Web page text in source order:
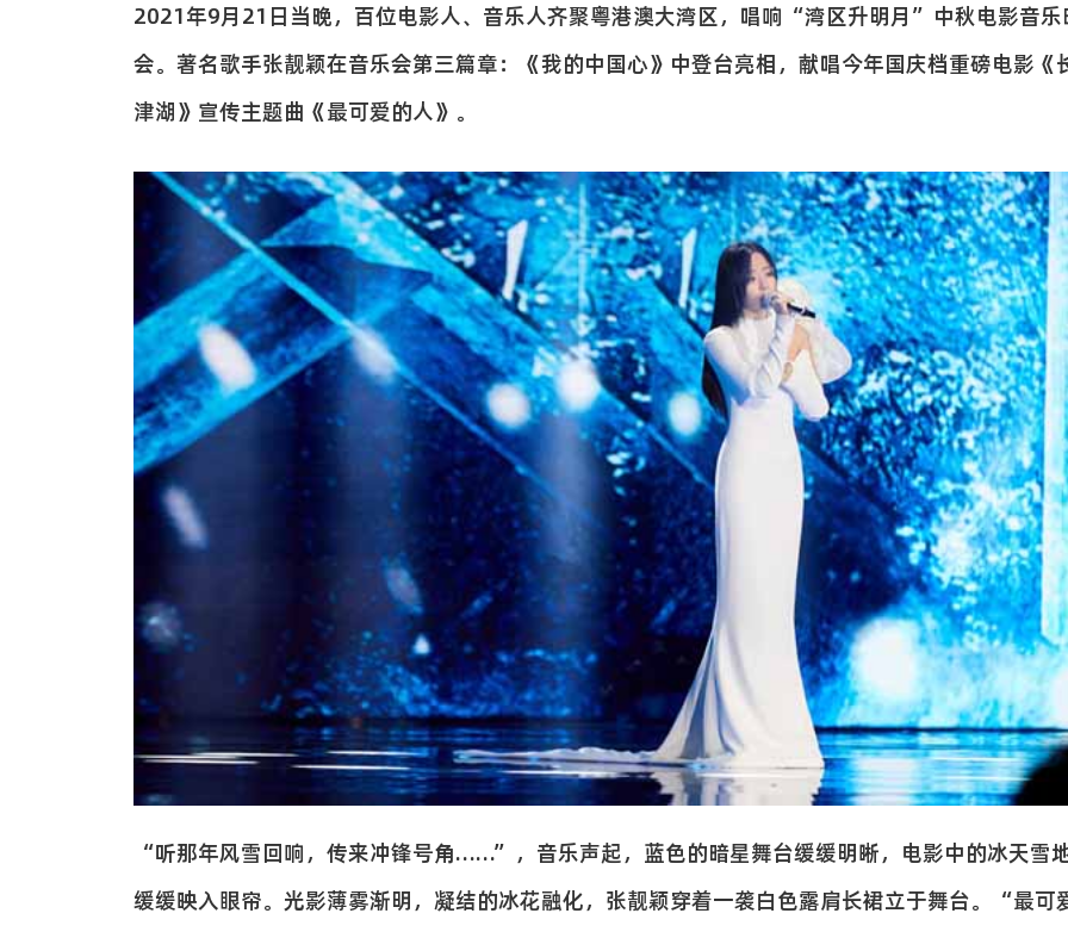
2021年9月21日当晚，百位电影人、音乐人齐聚粤港澳大湾区，唱响“湾区升明月”中秋电影音乐
会。著名歌手张靓颖在音乐会第三篇章：《我的中国心》中登台亮相，献唱今年国庆档重磅电影《
津湖》宣传主题曲《最可爱的人》。
“听那年风雪回响，传来冲锋号角……”，音乐声起，蓝色的暗星舞台缓缓明晰，电影中的冰天雪
缓缓映入眼帘。光影薄雾渐明，凝结的冰花融化，张靓颖穿着一袭白色露肩长裙立于舞台。“最可